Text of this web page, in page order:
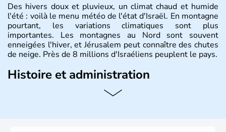
Des hivers doux et pluvieux, un climat chaud et humide
l'été : voilà le menu météo de l'état d'Israël. En montagne
pourtant, les variations climatiques sont plus
importantes. Les montagnes au Nord sont souvent
enneigées l'hiver, et Jérusalem peut connaître des chutes
de neige. Près de 8 millions d'Israéliens peuplent le pays.
Histoire et administration
L'Israël est un état de la partie est de la Méditerranée,